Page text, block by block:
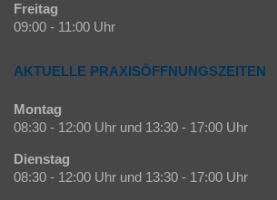
Freitag
09:00 - 11:00 Uhr
AKTUELLE PRAXISÖFFNUNGSZEITEN
Montag
08:30 - 12:00 Uhr und 13:30 - 17:00 Uhr
Dienstag
08:30 - 12:00 Uhr und 13:30 - 17:00 Uhr